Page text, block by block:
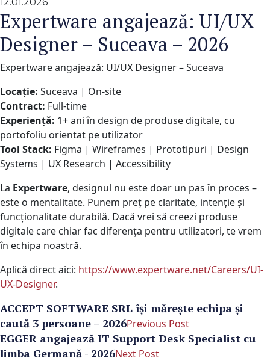
Expertware angajează: UI/UX
Designer – Suceava – 2026
Expertware angajează: UI/UX Designer – Suceava
Locație: Suceava | On-site
Contract: Full-time
Experiență: 1+ ani în design de produse digitale, cu
portofoliu orientat pe utilizator
Tool Stack: Figma | Wireframes | Prototipuri | Design
Systems | UX Research | Accessibility
La Expertware, designul nu este doar un pas în proces –
este o mentalitate. Punem preț pe claritate, intenție și
funcționalitate durabilă. Dacă vrei să creezi produse
digitale care chiar fac diferența pentru utilizatori, te vrem
în echipa noastră.
Aplică direct aici: https://www.expertware.net/Careers/UI-
UX-Designer.
ACCEPT SOFTWARE SRL își mărește echipa și
caută 3 persoane – 2026Previous Post
EGGER angajează IT Support Desk Specialist cu
limba Germană - 2026Next Post